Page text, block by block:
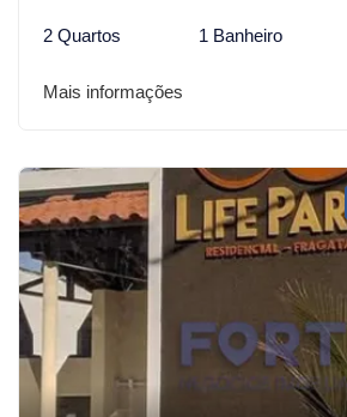
2 Quartos 1 Banheiro
Mais informações